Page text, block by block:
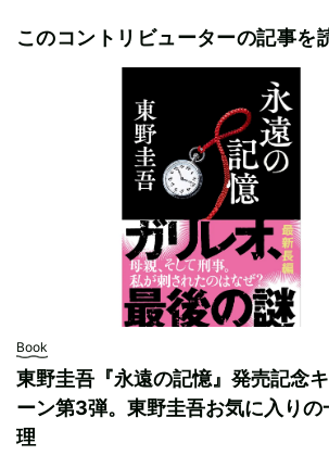
このコントリビューターの記事を
Book
東野圭吾『永遠の記憶』発売記念
ーン第3弾。東野圭吾お気に入りの
理